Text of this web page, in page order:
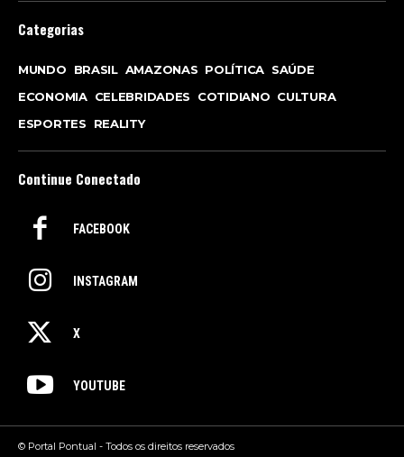
Categorias
MUNDO BRASIL AMAZONAS POLÍTICA SAÚDE
ECONOMIA CELEBRIDADES COTIDIANO CULTURA
ESPORTES
REALITY
Continue Conectado
FACEBOOK
INSTAGRAM
X
YOUTUBE
© Portal Pontual - Todos os direitos reservados